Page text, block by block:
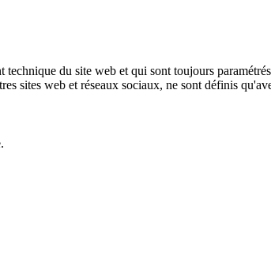
du site web et qui sont toujours
sites web et réseaux sociaux, ne sont définis